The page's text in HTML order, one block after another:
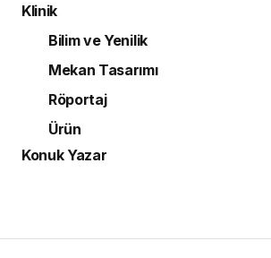
Klinik
Bilim ve Yenilik
Mekan Tasarımı
Röportaj
Ürün
Konuk Yazar